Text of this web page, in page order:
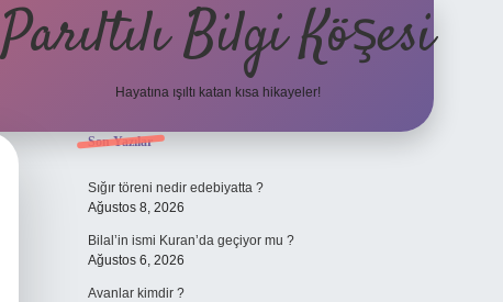
Parıltılı Bilgi Köşesi
Hayatına ışıltı katan kısa hikayeler!
Sidebar
Son Yazılar
Sığır töreni nedir edebiyatta ?
Ağustos 8, 2026
Bilal’in ismi Kuran’da geçiyor mu ?
Ağustos 6, 2026
Avanlar kimdir ?